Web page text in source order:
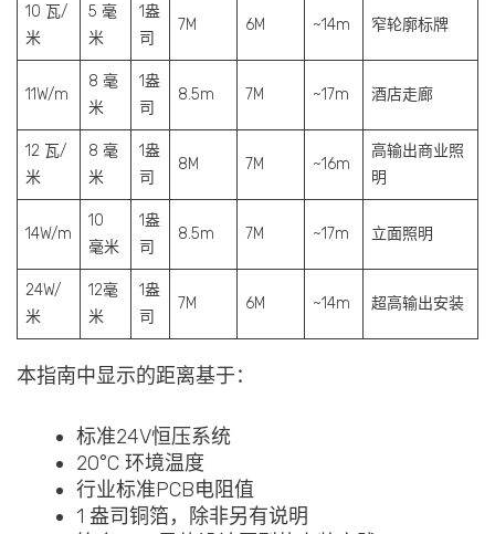
10 瓦/
米
5 毫
米
1盎
司
7M 6M ~14m 窄轮廓标牌
11W/m
8 毫
米
1盎
司
8.5m 7M ~17m 酒店走廊
12 瓦/
米
8 毫
米
1盎
司
8M 7M ~16m
高输出商业照
明
14W/m
10
毫米
1盎
司
8.5m 7M ~17m 立面照明
24W/
米
12毫
米
1盎
司
7M 6M ~14m 超高输出安装
本指南中显示的距离基于：
标准24V恒压系统
20°C 环境温度
行业标准PCB电阻值
1 盎司铜箔，除非另有说明